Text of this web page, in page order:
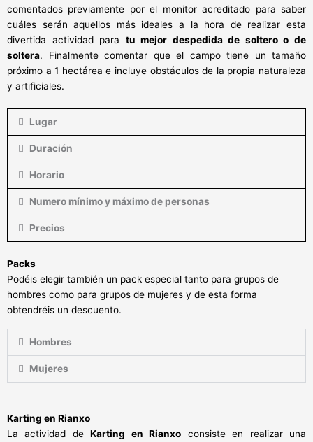
comentados previamente por el monitor acreditado para saber
cuáles serán aquellos más ideales a la hora de realizar esta
divertida actividad para tu mejor despedida de soltero o de
soltera. Finalmente comentar que el campo tiene un tamaño
próximo a 1 hectárea e incluye obstáculos de la propia naturaleza
y artificiales.
Lugar
Duración
Horario
Numero mínimo y máximo de personas
Precios
Packs
Podéis elegir también un pack especial tanto para grupos de
hombres como para grupos de mujeres y de esta forma
obtendréis un descuento.
Hombres
Mujeres
Karting en Rianxo
La actividad deKarting en Rianxo consiste en realizar una